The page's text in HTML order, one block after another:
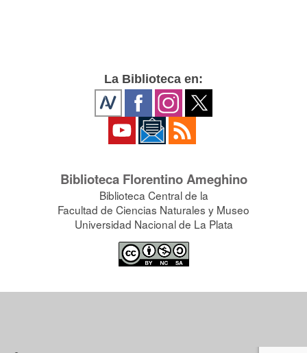
La Biblioteca en:
Biblioteca Florentino Ameghino
Biblioteca Central de la
Facultad de Ciencias Naturales y Museo
Universidad Nacional de La Plata